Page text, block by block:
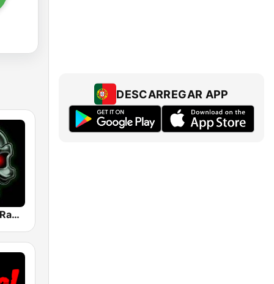
Heavy Metal Radio
DESCARREGAR APP